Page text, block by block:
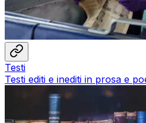
Testi
Testi editi e inediti in prosa e